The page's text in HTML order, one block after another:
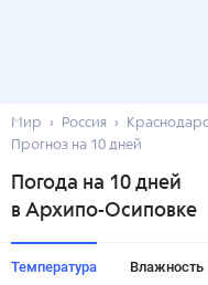
Мир Россия
Прогноз на 10 дней
Погода на 10 дней
в Архипо-Осиповке
Температура Влажность